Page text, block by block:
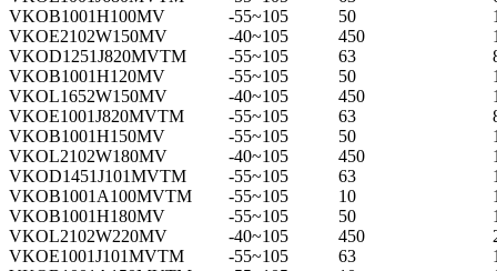
VKOB1001H100MV
-55~105 50
VKOE2102W150MV
-40~105 450
VKOD1251J820MVTM
-55~105 63
VKOB1001H120MV
-55~105 50
VKOL1652W150MV
-40~105 450
VKOE1001J820MVTM
-55~105 63
VKOB1001H150MV
-55~105 50
VKOL2102W180MV
-40~105 450
VKOD1451J101MVTM
-55~105 63
VKOB1001A100MVTM
-55~105 10
VKOB1001H180MV
-55~105 50
VKOL2102W220MV
-40~105 450
VKOE1001J101MVTM
-55~105 63